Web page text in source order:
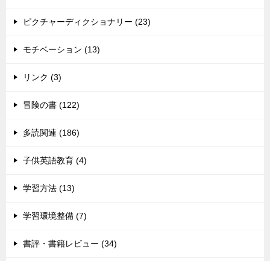
ピクチャーディクショナリー (23)
モチベーション (13)
リンク (3)
冒険の書 (122)
多読関連 (186)
子供英語教育 (4)
学習方法 (13)
学習環境整備 (7)
書評・書籍レビュー (34)